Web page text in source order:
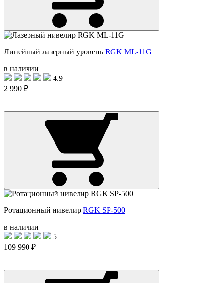
Линейный лазерный уровень RGK ML-11G
в наличии
4.9
2 990 ₽
Ротационный нивелир RGK SP-500
в наличии
5
109 990 ₽